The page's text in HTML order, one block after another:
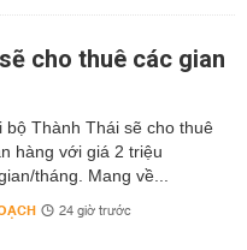
cho thuê các gian
bộ Thành Thái sẽ cho thuê
hàng với giá 2 triệu
tháng. Mang về...
24 giờ trước